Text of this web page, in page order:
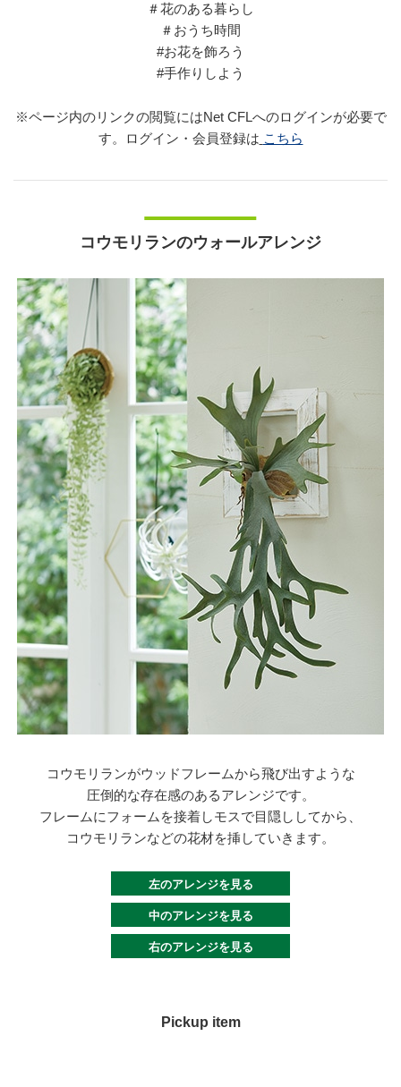
＃花のある暮らし
＃おうち時間
#お花を飾ろう
#手作りしよう
※ページ内のリンクの閲覧にはNet CFLへのログインが必要で
す。ログイン・会員登録は こちら
コウモリランのウォールアレンジ
コウモリランがウッドフレームから飛び出すような
圧倒的な存在感のあるアレンジです。
フレームにフォームを接着しモスで目隠ししてから、
コウモリランなどの花材を挿していきます。
左のアレンジを見る
中のアレンジを見る
右のアレンジを見る
Pickup item